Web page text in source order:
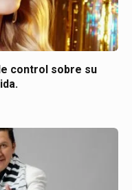
control sobre su